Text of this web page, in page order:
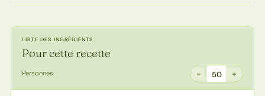
LISTE DES INGRÉDIENTS
Pour cette recette
Personnes − 50 +